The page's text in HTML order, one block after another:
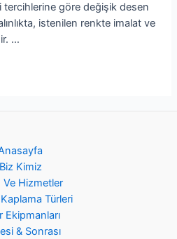
tercihlerine göre değişik desen
istenilen renkte imalat ve
…
Biz Kimiz
Ve Hizmetler
Türleri
Ekipmanları
& Sonrası